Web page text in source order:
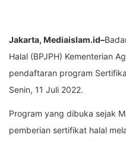
Jakarta, Mediaislam.id–
Halal (BPJPH) Kementerian
pendaftaran program
Senin, 11 Juli 2022.
Program yang dibuka sejak
pemberian sertifikat halal